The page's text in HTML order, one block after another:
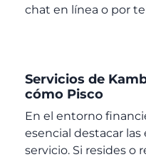
chat en línea o por
Servicios de
cómo Pisco
En el entorno
esencial destacar
servicio. Si resides o